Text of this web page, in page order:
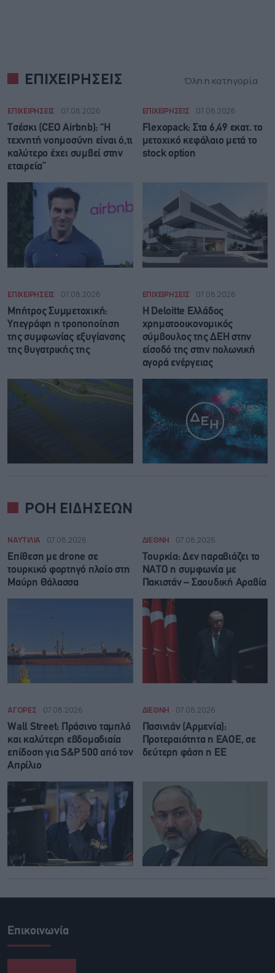
ΕΠΙΧΕΙΡΗΣΕΙΣ Όλη η κατηγορία
ΕΠΙΧΕΙΡΗΣΕΙΣ 07.08.2026
Τσέσκι (CEO Airbnb): “Η
τεχνητή νοημοσύνη είναι ό,τι
καλύτερο έχει συμβεί στην
εταιρεία”
ΕΠΙΧΕΙΡΗΣΕΙΣ 07.08.2026
Flexopack: Στα 6,49 εκατ. το
μετοχικό κεφάλαιο μετά το
stock option
ΕΠΙΧΕΙΡΗΣΕΙΣ 07.08.2026
Μπήτρος Συμμετοχική:
Υπεγράφη η τροποποίηση
της συμφωνίας εξυγίανσης
της θυγατρικής της
ΕΠΙΧΕΙΡΗΣΕΙΣ 07.08.2026
Η Deloitte Ελλάδος
χρηματοοικονομικός
σύμβουλος της ΔΕΗ στην
είσοδό της στην πολωνική
αγορά ενέργειας
ΡΟΗ ΕΙΔΗΣΕΩΝ
ΝΑΥΤΙΛΙΑ 07.08.2026
Επίθεση με drone σε
τουρκικό φορτηγό πλοίο στη
Μαύρη Θάλασσα
ΔΙΕΘΝΗ 07.08.2026
Τουρκία: Δεν παραβιάζει το
ΝΑΤΟ η συμφωνία με
Πακιστάν – Σαουδική Αραβία
ΑΓΟΡΕΣ 07.08.2026
Wall Street: Πράσινο ταμπλό
και καλύτερη εβδομαδιαία
επίδοση για S&P 500 από τον
Απρίλιο
ΔΙΕΘΝΗ 07.08.2026
Πασινιάν (Αρμενία):
Προτεραιότητα η ΕΑΟΕ, σε
δεύτερη φάση η ΕΕ
Επικοινωνία